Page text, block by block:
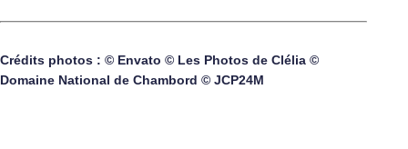
Crédits photos : © Envato © Les Photos de Clélia ©
Domaine National de Chambord © JCP24M